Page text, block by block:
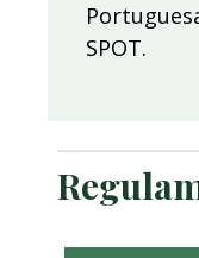
SPOT.